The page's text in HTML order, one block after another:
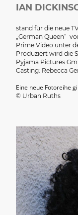
IAN
stand für die neue
„German Queen“
Prime Video unter
Produziert wird die
Pyjama Pictures
Casting: Rebecca
Eine neue Fotoreihe
© Urban Ruths